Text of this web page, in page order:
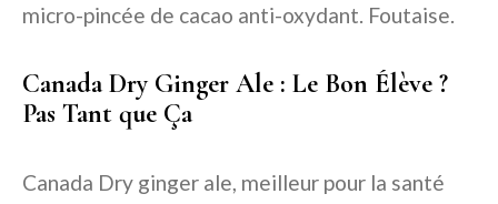
micro-pincée de cacao anti-oxydant. Foutaise.
Canada Dry Ginger Ale : Le Bon Élève ?
Pas Tant que Ça
Canada Dry ginger ale, meilleur pour la santé